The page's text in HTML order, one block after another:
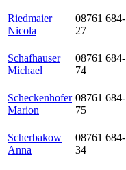
Riedmaier
Nicola
08761 684-
27
Schafhauser
Michael
08761 684-
74
Scheckenhofer
Marion
08761 684-
75
Scherbakow
Anna
08761 684-
34